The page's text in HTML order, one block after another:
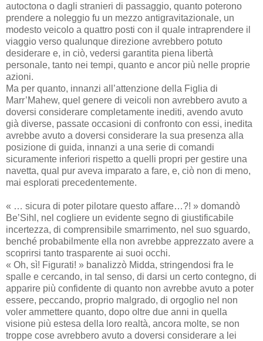
autoctona o dagli stranieri di passaggio, quanto poterono
prendere a noleggio fu un mezzo antigravitazionale, un
modesto veicolo a quattro posti con il quale intraprendere il
viaggio verso qualunque direzione avrebbero potuto
desiderare e, in ciò, vedersi garantita piena libertà
personale, tanto nei tempi, quanto e ancor più nelle proprie
azioni.
Ma per quanto, innanzi all’attenzione della Figlia di
Marr’Mahew, quel genere di veicoli non avrebbero avuto a
doversi considerare completamente inediti, avendo avuto
già diverse, passate occasioni di confronto con essi, inedita
avrebbe avuto a doversi considerare la sua presenza alla
posizione di guida, innanzi a una serie di comandi
sicuramente inferiori rispetto a quelli propri per gestire una
navetta, qual pur aveva imparato a fare, e, ciò non di meno,
mai esplorati precedentemente.
« … sicura di poter pilotare questo affare…?! » domandò
Be’Sihl, nel cogliere un evidente segno di giustificabile
incertezza, di comprensibile smarrimento, nel suo sguardo,
benché probabilmente ella non avrebbe apprezzato avere a
scoprirsi tanto trasparente ai suoi occhi.
« Oh, sì! Figurati! » banalizzò Midda, stringendosi fra le
spalle e cercando, in tal senso, di darsi un certo contegno, di
apparire più confidente di quanto non avrebbe avuto a poter
essere, peccando, proprio malgrado, di orgoglio nel non
voler ammettere quanto, dopo oltre due anni in quella
visione più estesa della loro realtà, ancora molte, se non
troppe cose avrebbero avuto a doversi considerare a lei